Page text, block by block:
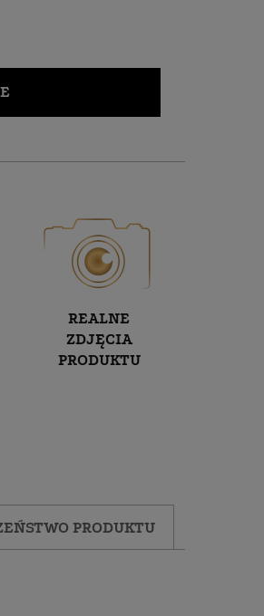
REALNE
ZDJĘCIA
PRODUKTU
PRODUKTU